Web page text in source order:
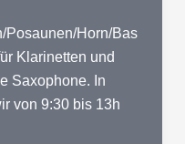
Posaunen/Horn/Bas
Klarinetten und
Saxophone. In
von 9:30 bis 13h